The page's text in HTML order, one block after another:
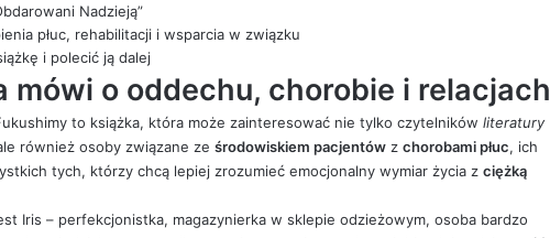
Nadzieją”
płuc, rehabilitacji i wsparcia w związku
i polecić ją dalej
mówi o oddechu, chorobie i relacjach
to książka, która może zainteresować nie tylko czytelników literatury
również osoby związane ze środowiskiem pacjentów z chorobami płuc, ich
tych, którzy chcą lepiej zrozumieć emocjonalny wymiar życia z ciężką
Iris – perfekcjonistka, magazynierka w sklepie odzieżowym, osoba bardzo